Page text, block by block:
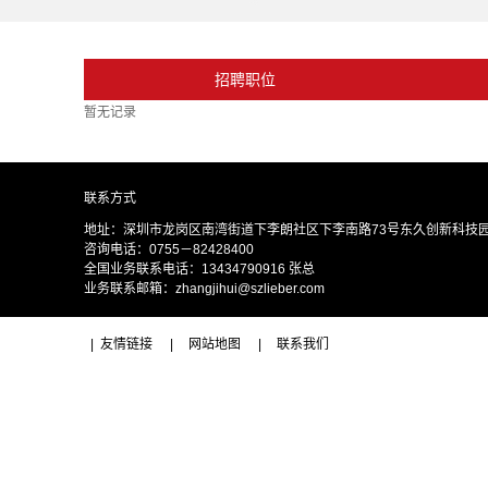
招聘职位
暂无记录
联系方式
地址：深圳市龙岗区南湾街道下李朗社区下李南路73号东久创新科技
咨询电话：0755－82428400
全国业务联系电话：13434790916 张总
业务联系邮箱：zhangjihui@szlieber.com
友情链接 网站地图 联系我们